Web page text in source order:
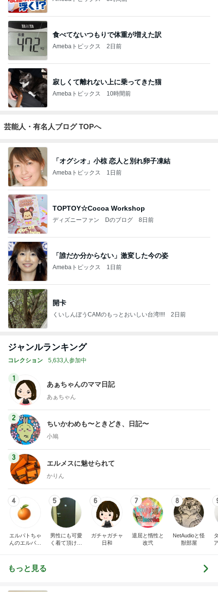
食べてないつもりで体重が増えた訳
Amebaトピックス 2日前
寂しくて離れない上に乗ってきた猫
Amebaトピックス 10時間前
芸能人・有名人ブログ TOPへ
「オグシオ」小椋 恋人と別れ卵子凍結
Amebaトピックス 1日前
TOPTOY☆Cocoa Workshop
ディズニーファン Dのブログ 8日前
「誰だか分からない」激変した今の姿
Amebaトピックス 1日前
開卡
くいしんぼうCAMのもっとおいしい台湾!!!! 2日前
ジャンルランキング
コレクション 5,633人参加中
1
あぁちゃんのママ日記
あぁちゃん
2
ちいかわめも〜ときどき、日記〜
小鳩
3
エルメスに魅せられて
かりん
4
エルパトちゃ
んのエルパト
5
男性にも可愛
く着て頂ける
6
ガチャガチャ
日和
7
退屈と惰性と
改弐
8
NetAudioと怪
獣部屋
もっと見る